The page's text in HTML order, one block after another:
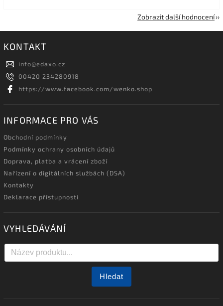
Zobrazit další hodnocení
KONTAKT
info@edaxo.cz
00420 234280918
https://www.facebook.com/wenko.shop
INFORMACE PRO VÁS
Obchodní podmínky
Podmínky ochrany osobních údajů
Doprava, platba a vrácení zboží
Nařízení o digitálních službách (DSA)
Kontakty
Deklarace přístupnosti
VYHLEDÁVÁNÍ
Hledat